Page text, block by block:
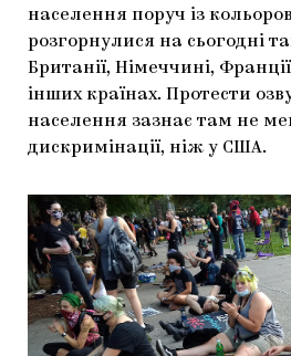
населення поруч із
розгорнулися на сьогодні
Британії, Німеччині,
інших країнах. Протести
населення зазнає там не
дискримінації, ніж у США.